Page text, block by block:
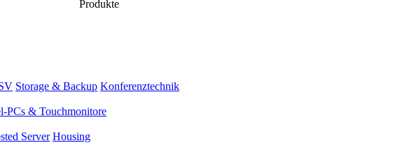
Produkte
Storage & Backup Konferenztechnik
PCs & Touchmonitore
Server Housing